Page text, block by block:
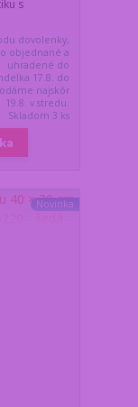
s
dovolenky,
objednané a
uhradené do
17.8. do
najskôr
19.8. v stredu.
Skladom 3 ks
Novinka